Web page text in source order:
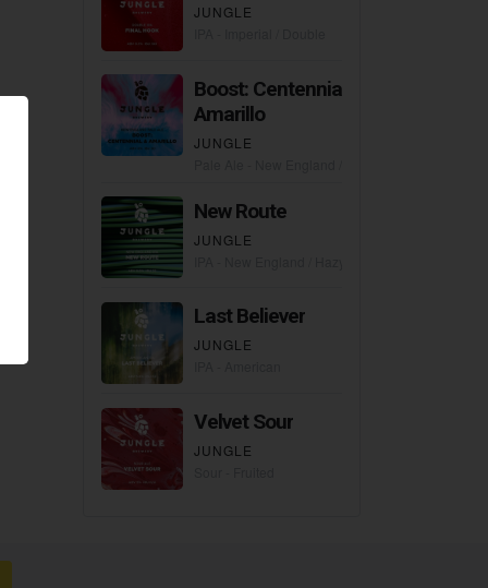
JUNGLE
Boost: Centennial &
Amarillo
JUNGLE
New Route
JUNGLE
Last Believer
JUNGLE
Velvet Sour
JUNGLE